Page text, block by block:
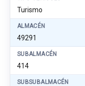
Turismo
ALMACÉN
49291
SUBALMACÉN
414
SUBSUBALMACÉN